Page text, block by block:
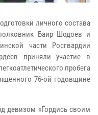
личного состава
Баир Шодоев и
части Росгвардии
приняли участие в
пробега
76-ой годовщине
девизом «Гордись своим